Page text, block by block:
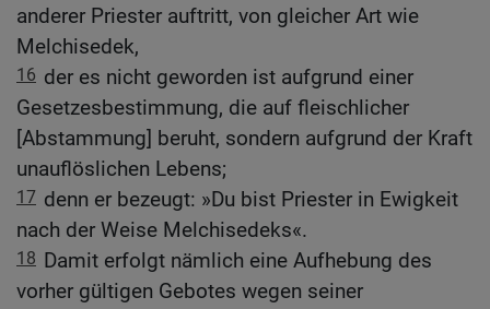
anderer Priester auftritt, von gleicher Art wie
Melchisedek,
16 der es nicht geworden ist aufgrund einer
Gesetzesbestimmung, die auf fleischlicher
[Abstammung] beruht, sondern aufgrund der Kraft
unauflöslichen Lebens;
17 denn er bezeugt: »Du bist Priester in Ewigkeit
nach der Weise Melchisedeks«.
18 Damit erfolgt nämlich eine Aufhebung des
vorher gültigen Gebotes wegen seiner